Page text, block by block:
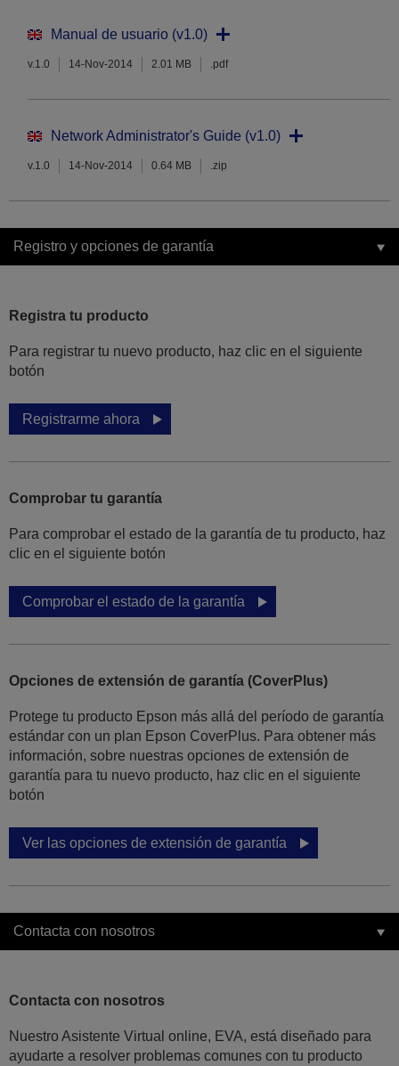
Manual de usuario (v1.0)
v.1.0 14-Nov-2014 2.01 MB .pdf
Network Administrator's Guide (v1.0)
v.1.0 14-Nov-2014 0.64 MB .zip
Registro y opciones de garantía
Registra tu producto
Para registrar tu nuevo producto, haz clic en el siguiente
botón
Registrarme ahora
Comprobar tu garantía
Para comprobar el estado de la garantía de tu producto, haz
clic en el siguiente botón
Comprobar el estado de la garantía
Opciones de extensión de garantía (CoverPlus)
Protege tu producto Epson más allá del período de garantía
estándar con un plan Epson CoverPlus. Para obtener más
información, sobre nuestras opciones de extensión de
garantía para tu nuevo producto, haz clic en el siguiente
botón
Ver las opciones de extensión de garantía
Contacta con nosotros
Contacta con nosotros
Nuestro Asistente Virtual online, EVA, está diseñado para
ayudarte a resolver problemas comunes con tu producto